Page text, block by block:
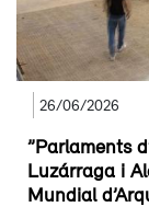
26/06/2026
”Parlaments
Luzárraga i
Mundial